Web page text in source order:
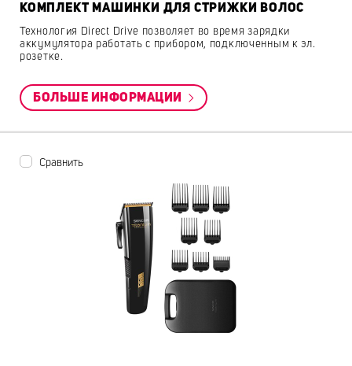
КОМПЛЕКТ МАШИНКИ ДЛЯ СТРИЖКИ ВОЛОС
Технология Direct Drive позволяет во время зарядки
аккумулятора работать с прибором, подключенным к эл.
розетке.
БОЛЬШЕ ИНФОРМАЦИИ
Сравнить